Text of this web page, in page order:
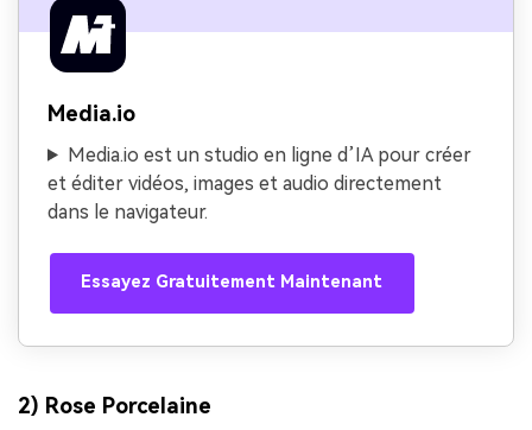
Media.io
Media.io est un studio en ligne d’IA pour créer
et éditer vidéos, images et audio directement
dans le navigateur.
Essayez Gratuitement Maintenant
2) Rose Porcelaine